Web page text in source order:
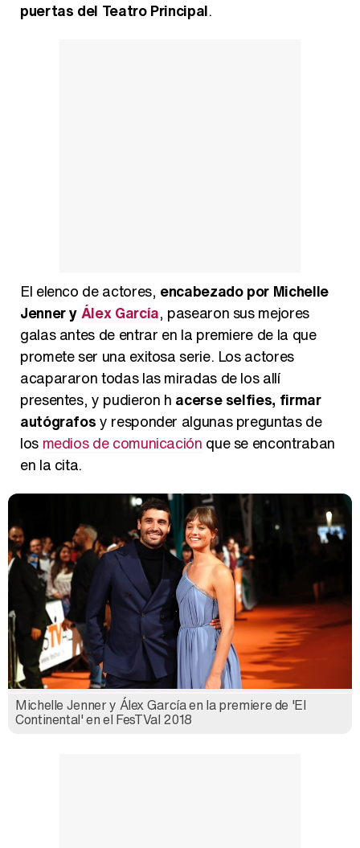
Magdalena de Suecia responde a las críticas y explica por qué le han permitido lanzar su propio negocio
puertas del Teatro Principal.
El elenco de actores, encabezado por Michelle
Jenner yÁlex García, pasearon sus mejores
galas antes de entrar en la premiere de la que
promete ser una exitosa serie. Los actores
acapararon todas las miradas de los allí
presentes, y pudieron h acerse selfies, firmar
autógrafosy responder algunas preguntas de
los medios de comunicación que se encontraban
en la cita.
Michelle Jenner y Álex García en la premiere de 'El
Continental' en el FesTVal 2018